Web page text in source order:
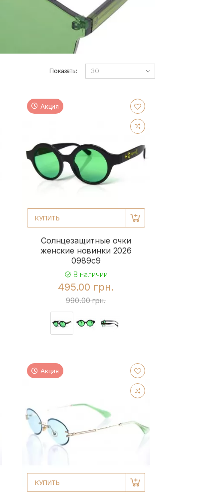
Показать:
Акция
КУПИТЬ
Солнцезащитные очки
женские новинки 2026
0989c9
В наличии
495.00 грн.
990.00 грн.
Акция
КУПИТЬ